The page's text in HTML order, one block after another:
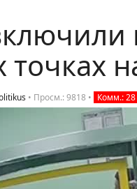
точках
• Просм.: 9818 • Комм.: 28